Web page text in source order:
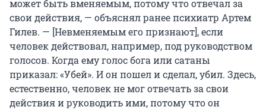
может быть вменяемым, потому что отвечал за
свои действия, — объяснял ранее психиатр Артем
Гилев. — [Невменяемым его признают], если
человек действовал, например, под руководством
голосов. Когда ему голос бога или сатаны
приказал: «Убей». И он пошел и сделал, убил. Здесь,
естественно, человек не мог отвечать за свои
действия и руководить ими, потому что он